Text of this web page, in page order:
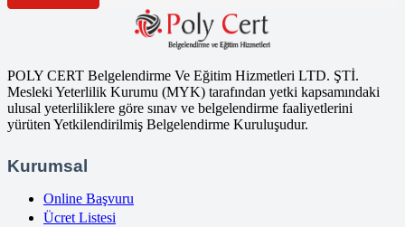
POLY CERT Belgelendirme Ve Eğitim Hizmetleri LTD. ŞTİ.
Mesleki Yeterlilik Kurumu (MYK) tarafından yetki kapsamındaki
ulusal yeterliliklere göre sınav ve belgelendirme faaliyetlerini
yürüten Yetkilendirilmiş Belgelendirme Kuruluşudur.
Kurumsal
Online Başvuru
Ücret Listesi